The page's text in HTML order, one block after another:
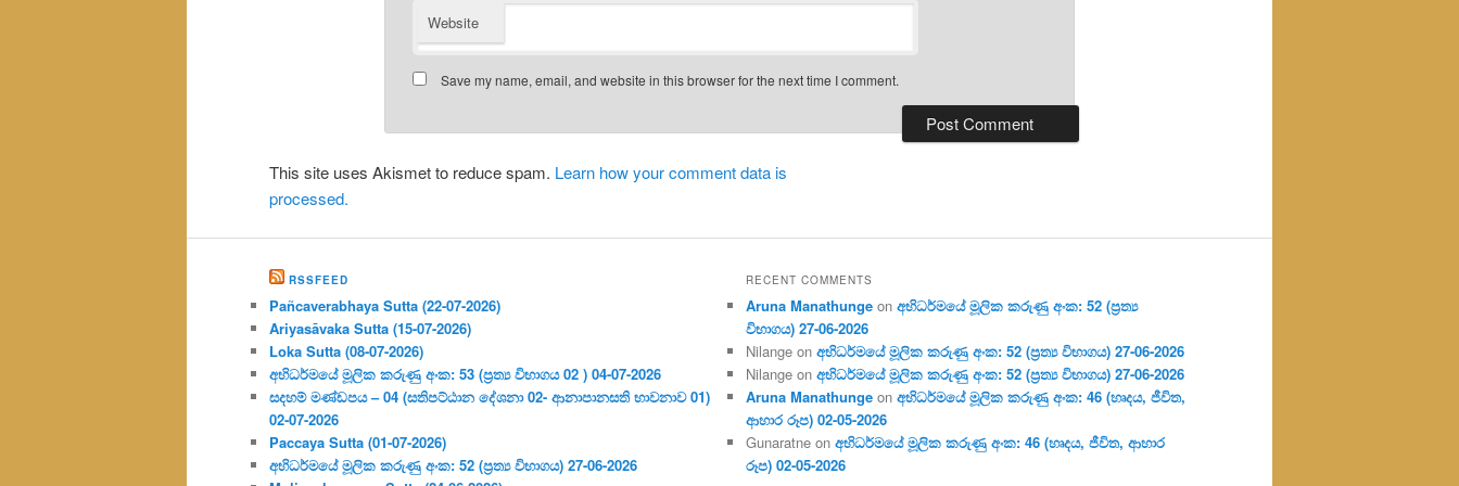
Website
Save my name, email, and website in this browser for the next time I comment.
This site uses Akismet to reduce spam. Learn how your comment data is
processed.
RSSFEED
Pañcaverabhaya Sutta (22-07-2026)
Ariyasāvaka Sutta (15-07-2026)
Loka Sutta (08-07-2026)
අභිධර්මයේ මූලික කරුණු අංක: 53 (ප්‍ර‍ත්‍ය විභාගය 02 ) 04-07-2026
සදහම් මණ්ඩපය – 04 (සතිපට්ඨාන දේශනා 02- ආනාපානසති භාවනාව 01)
02-07-2026
Paccaya Sutta (01-07-2026)
අභිධර්මයේ මූලික කරුණු අංක: 52 (ප්‍ර‍ත්‍ය විභාගය) 27-06-2026
RECENT COMMENTS
Aruna Manathunge onඅභිධර්මයේ මූලික කරුණු අංක: 52 (ප්‍ර‍ත්‍ය
විභාගය) 27-06-2026
Nilange onඅභිධර්මයේ මූලික කරුණු අංක: 52 (ප්‍ර‍ත්‍ය විභාගය) 27-06-2026
Nilange onඅභිධර්මයේ මූලික කරුණු අංක: 52 (ප්‍ර‍ත්‍ය විභාගය) 27-06-2026
Aruna Manathunge onඅභිධර්මයේ මූලික කරුණු අංක: 46 (හෘදය, ජීවිත,
ආහාර රූප) 02-05-2026
Gunaratne onඅභිධර්මයේ මූලික කරුණු අංක: 46 (හෘදය, ජීවිත, ආහාර
රූප) 02-05-2026